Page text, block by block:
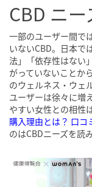
CBD ニ
一部のユーザー間で
いないCBD。日本で
法」「依存性はない
がっていないことか
のウェルネス・ウェ
ユーザーは徐々に増
やすい女性との相性
購入理由とは？ 口コ
のはCBDニーズを読